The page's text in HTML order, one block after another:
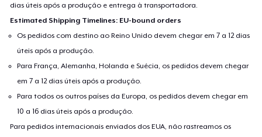
dias úteis após a produção e entrega à transportadora.
Estimated Shipping Timelines: EU-bound orders
Os pedidos com destino ao Reino Unido devem chegar em 7 a 12 dias
úteis após a produção.
Para França, Alemanha, Holanda e Suécia, os pedidos devem chegar
em 7 a 12 dias úteis após a produção.
Para todos os outros países da Europa, os pedidos devem chegar em
10 a 16 dias úteis após a produção.
Para pedidos internacionais enviados dos EUA, não rastreamos os